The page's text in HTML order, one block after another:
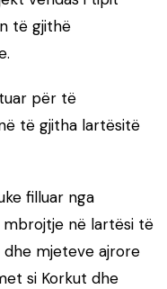
të gjithë
për të
të gjitha lartësitë
filluar nga
në lartësi të
mjeteve ajrore
si Korkut dhe